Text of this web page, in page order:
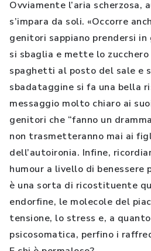
Ovviamente l’aria scherzosa,
s’impara da soli. «Occorre
genitori sappiano prendersi in
si sbaglia e mette lo zucchero
spaghetti al posto del sale e
sbadataggine si fa una bella
messaggio molto chiaro ai
genitori che “fanno un
non trasmetteranno mai ai
dell’autoironia. Infine,
humour a livello di benessere
è una sorta di ricostituente
endorfine, le molecole del
tensione, lo stress e, a
psicosomatica, perfino i